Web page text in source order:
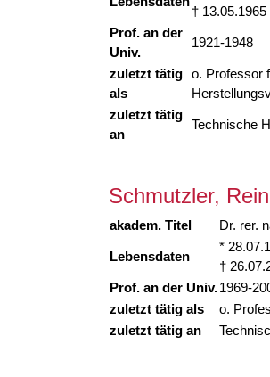
†
Prof. an der
Univ.
1921-1948
zuletzt tätig
als
o. Professor
zuletzt tätig
an
Technische
Schmutzler,
akadem. Titel Dr. rer.
Lebensdaten
*
†
Prof. an der Univ.1969-
zuletzt tätig als
o.
zuletzt tätig an